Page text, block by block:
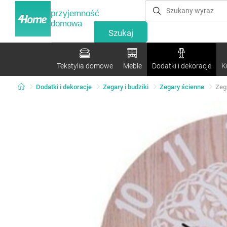
przyjemność
domowa
Tekstylia domowe Meble Dodatki i dekoracje
Dodatki i dekoracje Zegary i budziki Zegary ścienne